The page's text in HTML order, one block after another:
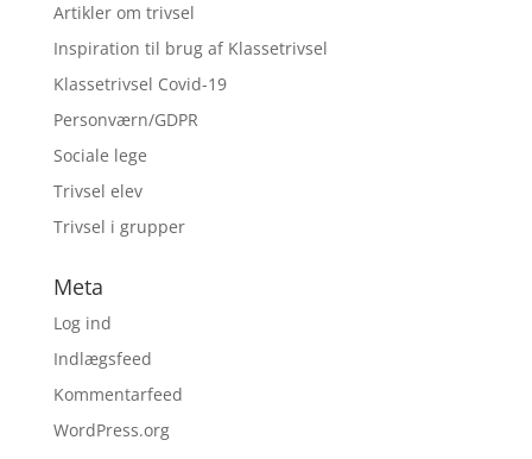
Artikler om trivsel
Inspiration til brug af Klassetrivsel
Klassetrivsel Covid-19
Personværn/GDPR
Sociale lege
Trivsel elev
Trivsel i grupper
Meta
Log ind
Indlægsfeed
Kommentarfeed
WordPress.org